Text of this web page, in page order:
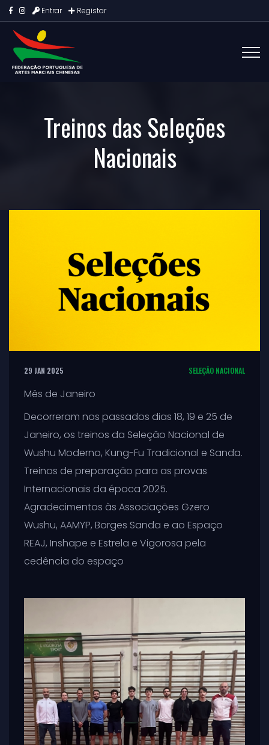
Entrar Registar
Treinos das Seleções
Nacionais
29 JAN 2025 SELEÇÃO NACIONAL
Mês de Janeiro
Decorreram nos passados dias 18, 19 e 25 de
Janeiro, os treinos da Seleção Nacional de
Wushu Moderno, Kung-Fu Tradicional e Sanda.
Treinos de preparação para as provas
Internacionais da época 2025.
Agradecimentos às Associações Gzero
Wushu, AAMYP, Borges Sanda e ao Espaço
REAJ, Inshape e Estrela e Vigorosa pela
cedência do espaço